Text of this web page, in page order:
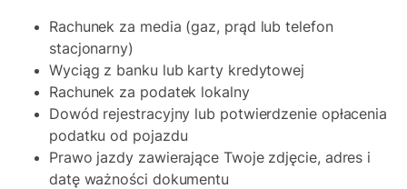
Rachunek za media (gaz, prąd lub telefon
stacjonarny)
Wyciąg z banku lub karty kredytowej
Rachunek za podatek lokalny
Dowód rejestracyjny lub potwierdzenie opłacenia
podatku od pojazdu
Prawo jazdy zawierające Twoje zdjęcie, adres i
datę ważności dokumentu